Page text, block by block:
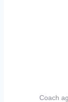
Coach